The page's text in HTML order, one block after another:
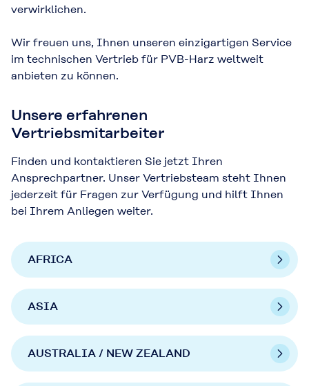
verwirklichen.
Wir freuen uns, Ihnen unseren einzigartigen Service
im technischen Vertrieb für PVB-Harz weltweit
anbieten zu können.
Unsere erfahrenen
Vertriebsmitarbeiter
Finden und kontaktieren Sie jetzt Ihren
Ansprechpartner. Unser Vertriebsteam steht Ihnen
jederzeit für Fragen zur Verfügung und hilft Ihnen
bei Ihrem Anliegen weiter.
AFRICA
ASIA
AUSTRALIA / NEW ZEALAND